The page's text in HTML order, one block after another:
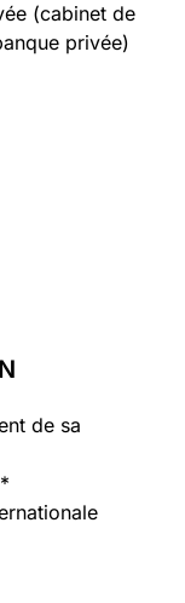
(cabinet de
privée)
de sa